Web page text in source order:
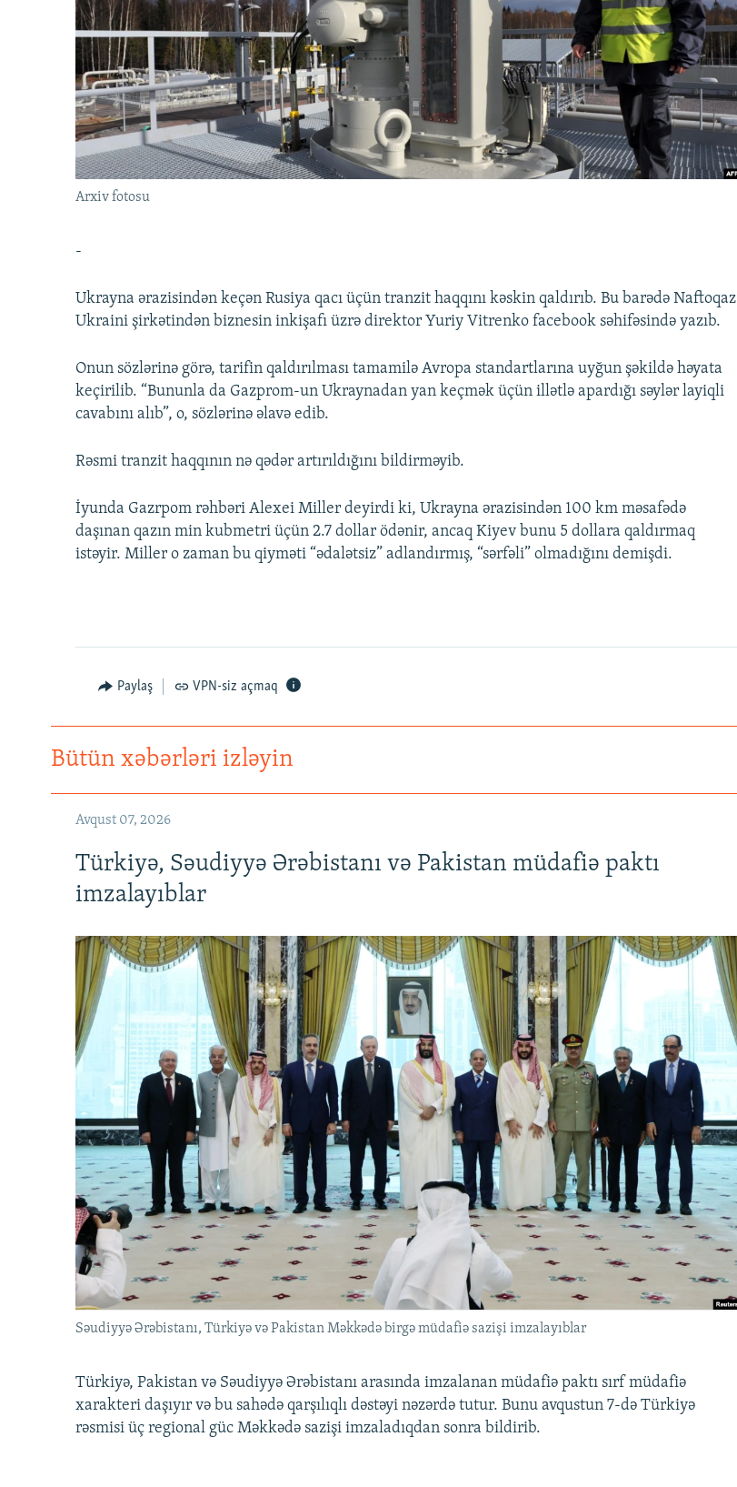
KARIKATURA
İSLAM VƏ DEMOKRATIYA
İZ - MƏDƏNIYYƏT PROQRAMI
PEŞƏ ETIKASI VƏ JURNALISTIKA
STANDARTLARIMIZ
MATERIALLARIMIZDAN ISTIFADƏ
AZADLIQRADIOSU MOBIL TELEFONUNUZDA
BIZIMLƏ ƏLAQƏ
Arxiv fotosu
-
Ukrayna ərazisindən keçən Rusiya qacı üçün tranzit haqqını kəskin qaldırıb. Bu barədə Naftoqaz
Ukraini şirkətindən biznesin inkişafı üzrə direktor Yuriy Vitrenko facebook səhifəsində yazıb.
Onun sözlərinə görə, tarifin qaldırılması tamamilə Avropa standartlarına uyğun şəkildə həyata
keçirilib. “Bununla da Gazprom-un Ukraynadan yan keçmək üçün illətlə apardığı səylər layiqli
cavabını alıb”, o, sözlərinə əlavə edib.
Rəsmi tranzit haqqının nə qədər artırıldığını bildirməyib.
İyunda Gazrpom rəhbəri Alexei Miller deyirdi ki, Ukrayna ərazisindən 100 km məsafədə
daşınan qazın min kubmetri üçün 2.7 dollar ödənir, ancaq Kiyev bunu 5 dollara qaldırmaq
istəyir. Miller o zaman bu qiyməti “ədalətsiz” adlandırmış, “sərfəli” olmadığını demişdi.
Paylaş VPN-siz açmaq
Bütün xəbərləri izləyin
Avqust 07, 2026
Türkiyə, Səudiyyə Ərəbistanı və Pakistan müdafiə paktı
imzalayıblar
Səudiyyə Ərəbistanı, Türkiyə və Pakistan Məkkədə birgə müdafiə sazişi imzalayıblar
Türkiyə, Pakistan və Səudiyyə Ərəbistanı arasında imzalanan müdafiə paktı sırf müdafiə
xarakteri daşıyır və bu sahədə qarşılıqlı dəstəyi nəzərdə tutur. Bunu avqustun 7-də Türkiyə
rəsmisi üç regional güc Məkkədə sazişi imzaladıqdan sonra bildirib.